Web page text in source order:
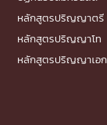
หลักสูตรปริญญาตรี
หลักสูตรปริญญาโท
หลักสูตรปริญญาเอก